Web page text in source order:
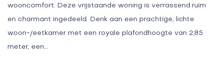
wooncomfort. Deze vrijstaande woning is verrassend ruim
en charmant ingedeeld. Denk aan een prachtige, lichte
woon-/eetkamer met een royale plafondhoogte van 2,85
meter, een…